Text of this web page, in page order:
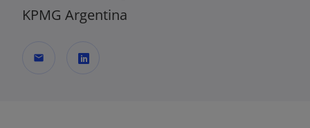
KPMG Argentina
mail